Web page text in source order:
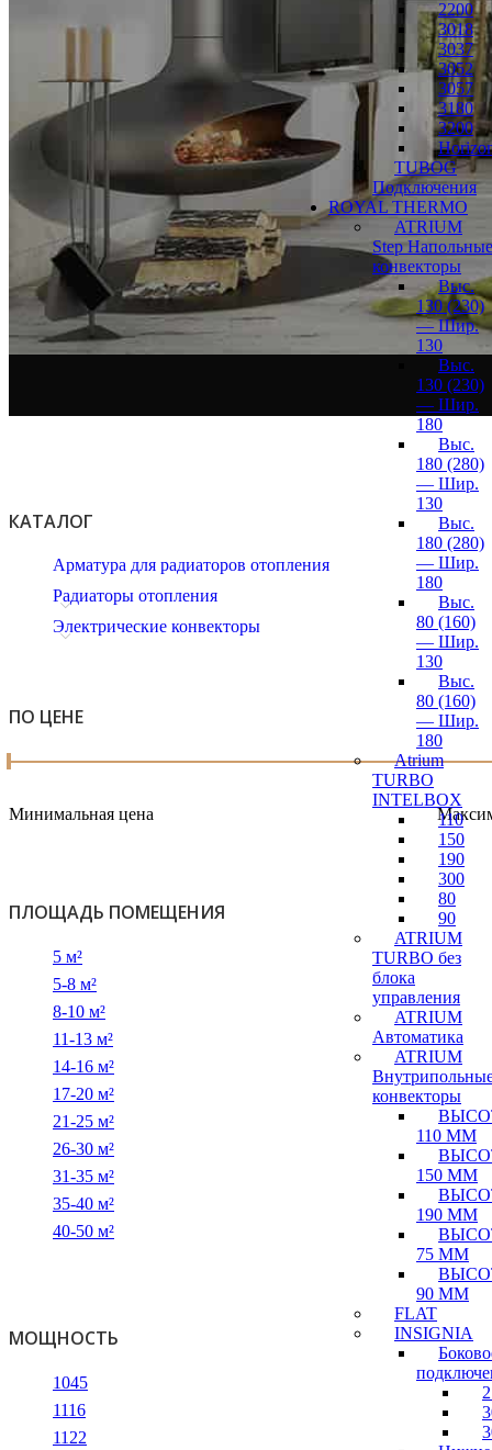
2200
3018
3037
3052
3057
3180
3200
TUBOG
Подключения
ROYAL THERMO
ATRIUM
Step Напольные
конвекторы
Выс.
130 (230)
— Шир.
130
Выс.
130 (230)
— Шир.
180
Выс.
180 (280)
— Шир.
130
Выс.
180 (280)
— Шир.
180
Выс.
80 (160)
— Шир.
130
Выс.
80 (160)
— Шир.
180
Atrium
TURBO
INTELBOX
110
150
190
300
80
90
ATRIUM
TURBO без
блока
управления
ATRIUM
Автоматика
ATRIUM
конвекторы
110 ММ
150 ММ
190 ММ
75 ММ
90 ММ
FLAT
INSIGNIA
КАТАЛОГ
Арматура для радиаторов отопления
Радиаторы отопления
Электрические конвекторы
ПО ЦЕНЕ
Минимальная цена
ПЛОЩАДЬ ПОМЕЩЕНИЯ
5 м²
5-8 м²
8-10 м²
11-13 м²
14-16 м²
17-20 м²
21-25 м²
26-30 м²
31-35 м²
35-40 м²
40-50 м²
МОЩНОСТЬ
1045
1116
1122